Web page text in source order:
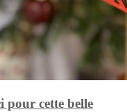
pour cette belle